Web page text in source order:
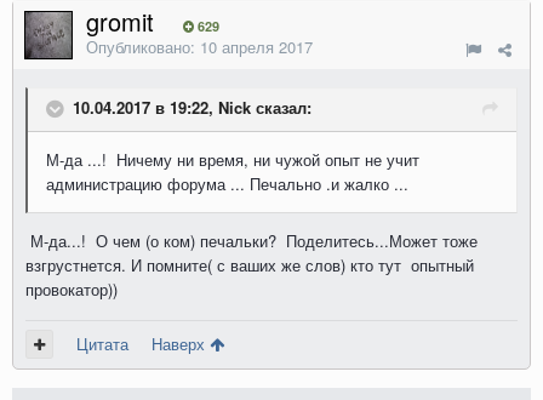
gromit 629
Опубликовано: 10 апреля 2017
10.04.2017 в 19:22, Nick сказал:
М-да ...! Ничему ни время, ни чужой опыт не учит
администрацию форума ... Печально .и жалко ...
М-да...! О чем (о ком) печальки? Поделитесь...Может тоже
взгрустнется. И помните( с ваших же слов) кто тут опытный
провокатор))
Цитата Наверх